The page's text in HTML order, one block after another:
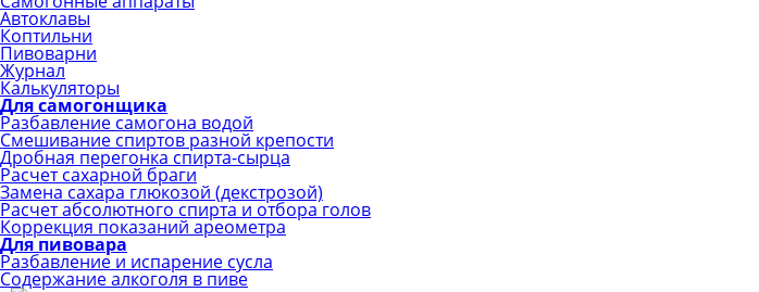
Автоклавы
Коптильни
Пивоварни
Журнал
Калькуляторы
Для самогонщика
Разбавление самогона водой
Смешивание спиртов разной крепости
Дробная перегонка спирта-сырца
Расчет сахарной браги
Замена сахара глюкозой (декстрозой)
Расчет абсолютного спирта и отбора голов
Коррекция показаний ареометра
Для пивовара
Разбавление и испарение сусла
Содержание алкоголя в пиве